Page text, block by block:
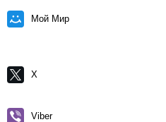
Мой Мир
X
Viber